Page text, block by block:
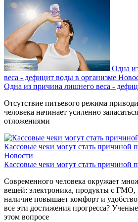
Одна
веса - дефицит воды в организме
Одна из причина лишнего веса -
Отсутствие питьевого режима
человека начинает усиленно
отложениями
Кассовые чеки могут стать причиной
Новости
Кассовые чеки могут стать причиной
Современного человека окружает
вещей: электроника, продукты с ГМО,
наличие повышает комфорт и
все эти достижения прогресса?
этом вопросе